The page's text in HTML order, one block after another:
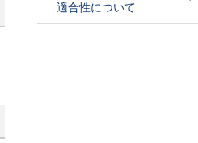
適合性について